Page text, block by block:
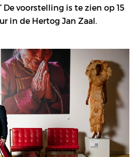
voorstelling is te zien op 15
in de Hertog Jan Zaal.